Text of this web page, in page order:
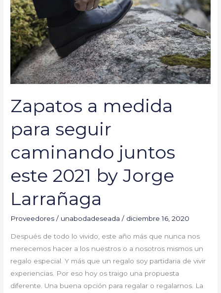
Zapatos a medida
para seguir
caminando juntos
este 2021 by Jorge
Larrañaga
Proveedores / unabodadeseada/ diciembre 16, 2020
Después de todo lo vivido, este año más que nunca nos
merecemos hacer a los nuestros o a nosotros mismos un
regalo especial. Y más que un regalo soy partidaria de vivir
experiencias. Por eso hoy os traigo una propuesta
diferente. Una buena opción para regalar o regalarnos. La
seguir
caminando
juntos
este
2021
by
Jorge